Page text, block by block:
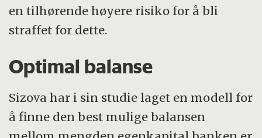
en tilhørende høyere risiko for å bli
straffet for dette.
Optimal balanse
Sizova har i sin studie laget en modell for
å finne den best mulige balansen